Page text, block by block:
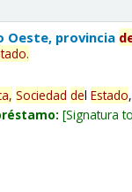
Oeste, provincia
.
Sociedad delEstado
Signatura